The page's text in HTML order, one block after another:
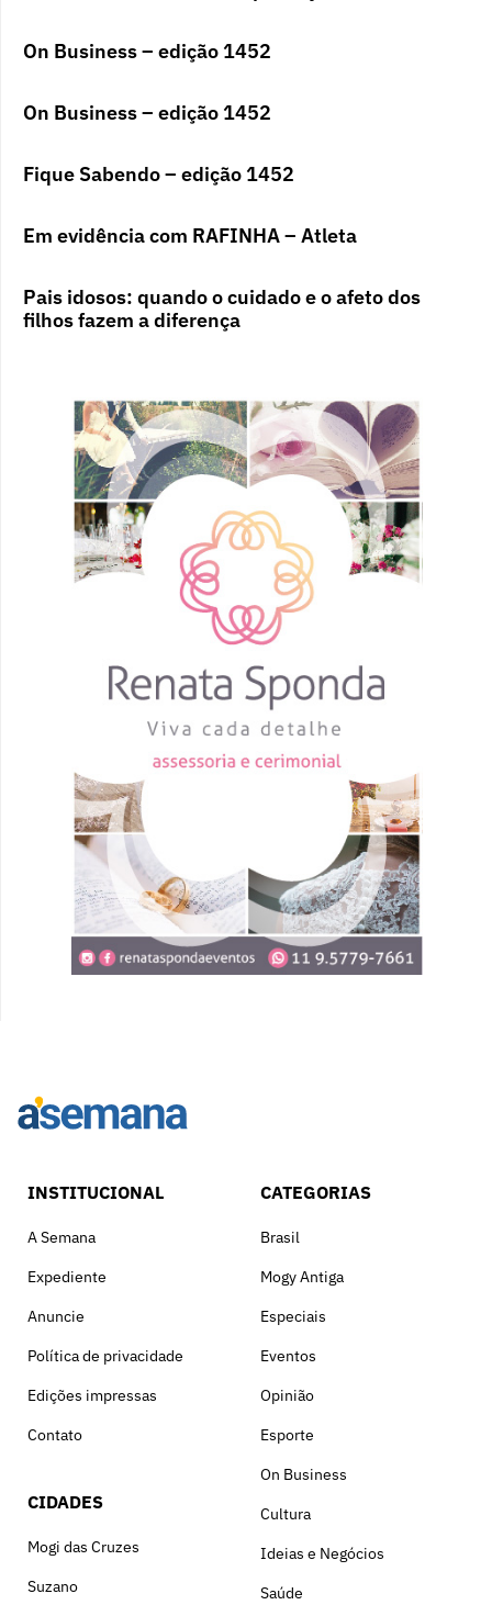
On Business – edição 1452
On Business – edição 1452
Fique Sabendo – edição 1452
Em evidência com RAFINHA – Atleta
Pais idosos: quando o cuidado e o afeto dos
filhos fazem a diferença
INSTITUCIONAL
A Semana
Expediente
Anuncie
Política de privacidade
Edições impressas
Contato
CIDADES
Mogi das Cruzes
Suzano
CATEGORIAS
Brasil
Mogy Antiga
Especiais
Eventos
Opinião
Esporte
On Business
Cultura
Ideias e Negócios
Saúde